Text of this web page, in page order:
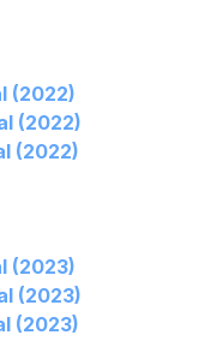
(2022)
(2022)
(2022)
(2023)
(2023)
(2023)